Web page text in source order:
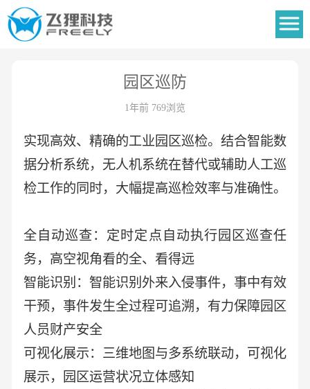
园区巡防
1年前 769浏览
实现高效、精确的工业园区巡检。结合智能数
据分析系统，无人机系统在替代或辅助人工巡
检工作的同时，大幅提高巡检效率与准确性。
全自动巡查：定时定点自动执行园区巡查任
务，高空视角看的全、看得远
智能识别：智能识别外来入侵事件，事中有效
干预，事件发生全过程可追溯，有力保障园区
人员财产安全
可视化展示：三维地图与多系统联动，可视化
展示，园区运营状况立体感知